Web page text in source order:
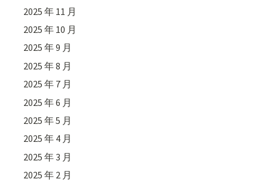
2025 年 11 月
2025 年 10 月
2025 年 9 月
2025 年 8 月
2025 年 7 月
2025 年 6 月
2025 年 5 月
2025 年 4 月
2025 年 3 月
2025 年 2 月